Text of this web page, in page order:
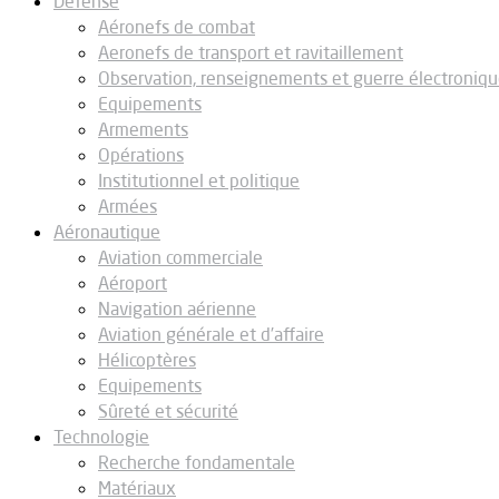
Aéronefs de combat
Aeronefs de transport et ravitaillement
Observation, renseignements et guerre
Equipements
Armements
Opérations
Institutionnel et politique
Armées
Aéronautique
Aviation commerciale
Aéroport
Navigation aérienne
Aviation générale et d’affaire
Hélicoptères
Equipements
Sûreté et sécurité
Technologie
Recherche fondamentale
Matériaux